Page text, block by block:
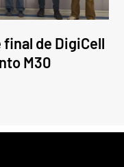
de DigiCell
M30